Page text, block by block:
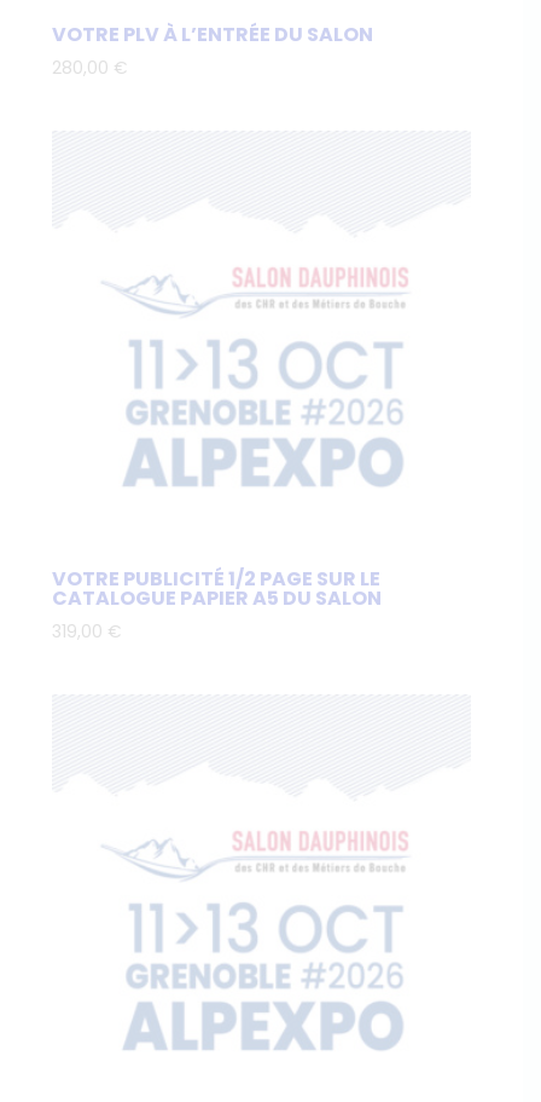
VOTRE PLV À L’ENTRÉE DU SALON
280,00 €
VOTRE PUBLICITÉ 1/2 PAGE SUR LE
CATALOGUE PAPIER A5 DU SALON
319,00 €